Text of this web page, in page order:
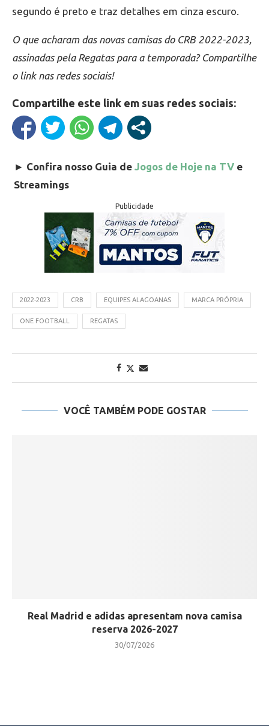
segundo é preto e traz detalhes em cinza escuro.
O que acharam das novas camisas do CRB 2022-2023,
assinadas pela Regatas para a temporada? Compartilhe
o link nas redes sociais!
Compartilhe este link em suas redes sociais:
► Confira nosso Guia de Jogos de Hoje na TV e
Streamings
Publicidade
2022-2023 CRB EQUIPES ALAGOANAS MARCA PRÓPRIA
ONE FOOTBALL REGATAS
VOCÊ TAMBÉM PODE GOSTAR
Real Madrid e adidas apresentam nova camisa
reserva 2026-2027
30/07/2026